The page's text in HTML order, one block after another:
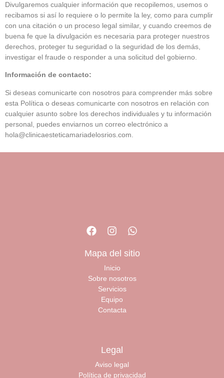
Divulgaremos cualquier información que recopilemos, usemos o
recibamos si así lo requiere o lo permite la ley, como para cumplir
con una citación o un proceso legal similar, y cuando creemos de
buena fe que la divulgación es necesaria para proteger nuestros
derechos, proteger tu seguridad o la seguridad de los demás,
investigar el fraude o responder a una solicitud del gobierno.
Información de contacto:
Si deseas comunicarte con nosotros para comprender más sobre
esta Política o deseas comunicarte con nosotros en relación con
cualquier asunto sobre los derechos individuales y tu información
personal, puedes enviarnos un correo electrónico a
hola@clinicaesteticamariadelosrios.com.
Mapa del sitio
Inicio
Sobre nosotros
Servicios
Equipo
Contacta
Legal
Aviso legal
Política de privacidad